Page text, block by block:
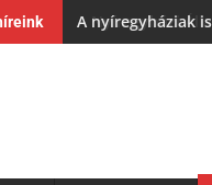
A nyíregyháziak